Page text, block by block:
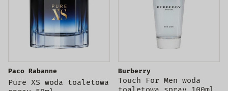
Paco Rabanne
Pure XS woda toaletowa
Burberry
Touch For Men woda